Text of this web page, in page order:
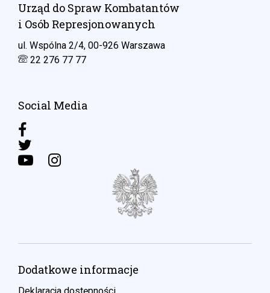
Urząd do Spraw Kombatantów
i Osób Represjonowanych
ul. Wspólna 2/4, 00-926 Warszawa
22 276 77 77
Social Media
Dodatkowe informacje